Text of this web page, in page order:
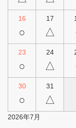
16
○
17
△
23
○
24
△
30
○
31
△
2026年7月